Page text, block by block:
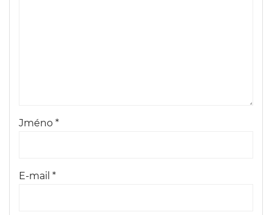
Jméno *
E-mail *